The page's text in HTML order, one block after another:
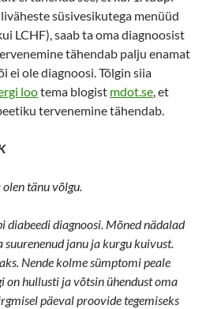
süsivesikutega menüüd
LCHF), saab ta oma diagnoosist
tähendab palju enamat
ei ole diagnoosi. Tõlgin siia
lootema blogist mdot.se, et
tervenemine tähendab.
tänu võlgu.
diabeedi diagnoosi. Mõned nädalad
janu ja kurgu kuivust.
Nende kolme sümptomi peale
on hullusti ja võtsin ühendust oma
päeval proovide tegemiseks